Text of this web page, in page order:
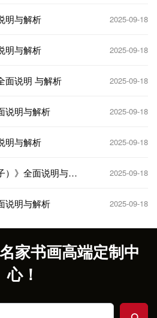
明与解析 2025-09-18
明与解析 2025-09-18
面说明 与解析 2025-09-18
说明与解析 2025-09-18
明与解析 2025-09-18
）》全面说明与解
2025-09-18
说明与解析 2025-09-18
家书画高端定制中
心！